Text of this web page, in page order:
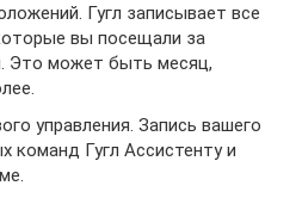
Гугл записывает все
вы посещали за
Это может быть месяц,
управления. Запись вашего
команд Гугл Ассистенту и